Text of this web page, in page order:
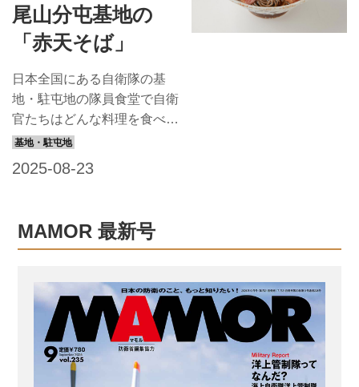
する情報が目につく所に張ら
れていたり、体育学校出身の
歴代アスリートの写真も掲げ
技のアスリートが集まって、
リラックスしながら食事をし
ている 人気メニュー／朝霞
たっぷりタルタルフィッシュ
通常献立にプラスαのアスリ
尾山分屯基地の
「赤天そば」
日本全国にある自衛隊の基
地・駐屯地の隊員食堂で自衛
官たちはどんな料理を食べて
いるのでしょう？ ぜひ味わ
ば」を紹介します。 島根県
の名産品「出雲そば」と「赤
ば。昆布だしとそばの香り、
赤天のピリ辛味が絶妙にマッ
チしたひと皿です。 航空自
衛隊高尾山分屯基地とは 島
根県松江市にある航空自衛隊
高尾山分屯基地は、全国に
MAMOR 最新号